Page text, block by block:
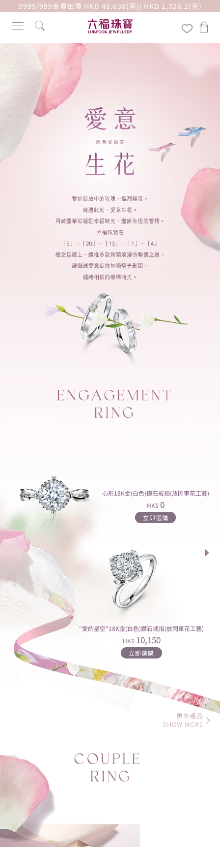
9999/999金賣出價 HKD 49,638(両)| HKD 1,326.2(克)
心形18K金(白色)鑽石戒指(放閃車花工藝)
HK$ 0
立即選購
"愛的星空"18K金(白色)鑽石戒指(放閃車花工藝)
HK$ 10,150
立即選購